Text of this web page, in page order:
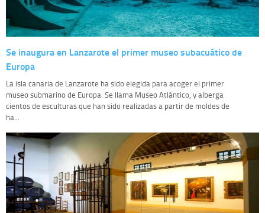
Se inaugura en Lanzarote el primer museo subacuático de
Europa
La isla canaria de Lanzarote ha sido elegida para acoger el primer
museo submarino de Europa. Se llama Museo Atlántico, y alberga
cientos de esculturas que han sido realizadas a partir de moldes de
ha...